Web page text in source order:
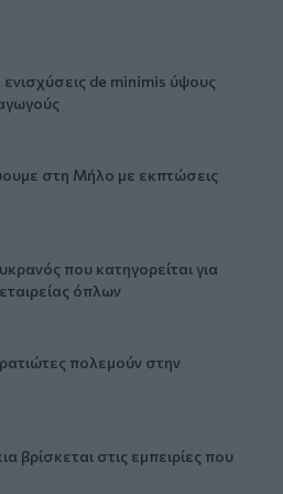
de minimis ύψους
στη Μήλο με εκπτώσεις
που κατηγορείται για
όπλων
πολεμούν στην
βρίσκεται στις εμπειρίες που